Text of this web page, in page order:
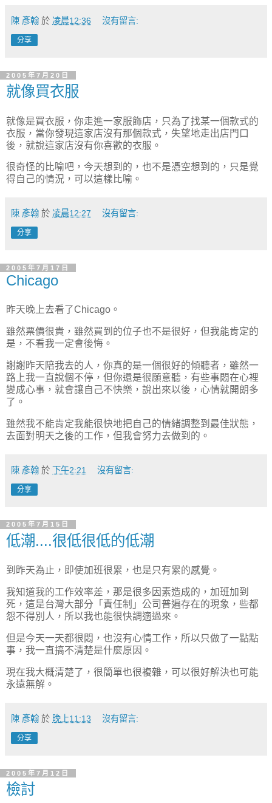
陳 彥翰 於 凌晨12:36 沒有留言:
分享
2005年7月20日
就像買衣服
就像是買衣服，你走進一家服飾店，只為了找某一個款式的
衣服，當你發現這家店沒有那個款式，失望地走出店門口
後，就說這家店沒有你喜歡的衣服。
很奇怪的比喻吧，今天想到的，也不是憑空想到的，只是覺
得自己的情況，可以這樣比喻。
陳 彥翰 於 凌晨12:27 沒有留言:
分享
2005年7月17日
Chicago
昨天晚上去看了Chicago。
雖然票價很貴，雖然買到的位子也不是很好，但我能肯定的
是，不看我一定會後悔。
謝謝昨天陪我去的人，你真的是一個很好的傾聽者，雖然一
路上我一直說個不停，但你還是很願意聽，有些事悶在心裡
變成心事，就會讓自己不快樂，說出來以後，心情就開朗多
了。
雖然我不能肯定我能很快地把自己的情緒調整到最佳狀態，
去面對明天之後的工作，但我會努力去做到的。
陳 彥翰 於 下午2:21 沒有留言:
分享
2005年7月15日
低潮....很低很低的低潮
到昨天為止，即使加班很累，也是只有累的感覺。
我知道我的工作效率差，那是很多因素造成的，加班加到
死，這是台灣大部分「責任制」公司普遍存在的現象，些都
怨不得別人，所以我也能很快調適過來。
但是今天一天都很悶，也沒有心情工作，所以只做了一點點
事，我一直搞不清楚是什麼原因。
現在我大概清楚了，很簡單也很複雜，可以很好解決也可能
永遠無解。
陳 彥翰 於 晚上11:13 沒有留言:
分享
2005年7月12日
檢討